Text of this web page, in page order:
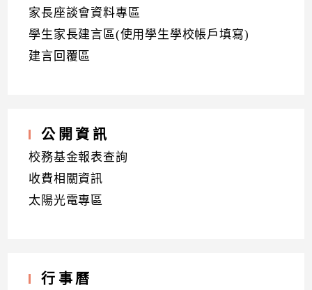
家長座談會資料專區
學生家長建言區(使用學生學校帳戶填寫)
建言回覆區
公開資訊
校務基金報表查詢
收費相關資訊
太陽光電專區
行事曆